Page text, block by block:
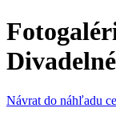
Návrat do náhľadu